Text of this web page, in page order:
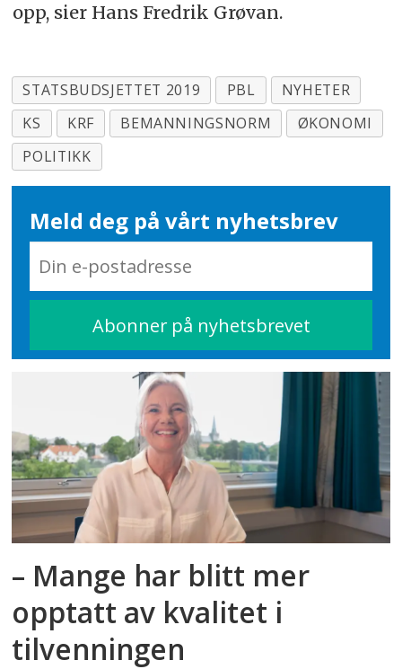
opp, sier Hans Fredrik Grøvan.
STATSBUDSJETTET 2019 PBL
NYHETER
KS
KRF BEMANNINGSNORM
ØKONOMI
POLITIKK
Meld deg på vårt nyhetsbrev
– Mange har blitt mer
opptatt av kvalitet i
tilvenningen